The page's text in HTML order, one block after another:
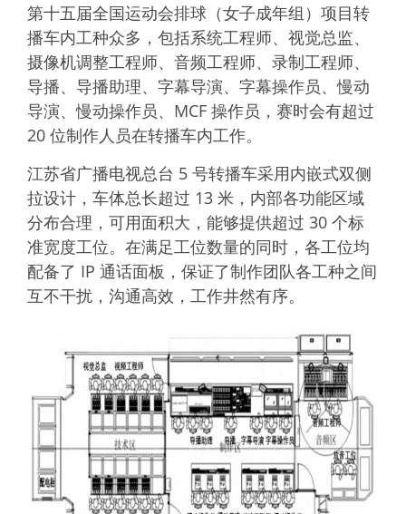
第十五届全国运动会排球（女子成年组）项目转
播车内工种众多，包括系统工程师、视觉总监、
摄像机调整工程师、音频工程师、录制工程师、
导播、导播助理、字幕导演、字幕操作员、慢动
导演、慢动操作员、MCF 操作员，赛时会有超过
20 位制作人员在转播车内工作。
江苏省广播电视总台 5 号转播车采用内嵌式双侧
拉设计，车体总长超过 13 米，内部各功能区域
分布合理，可用面积大，能够提供超过 30 个标
准宽度工位。在满足工位数量的同时，各工位均
配备了 IP 通话面板，保证了制作团队各工种之间
互不干扰，沟通高效，工作井然有序。